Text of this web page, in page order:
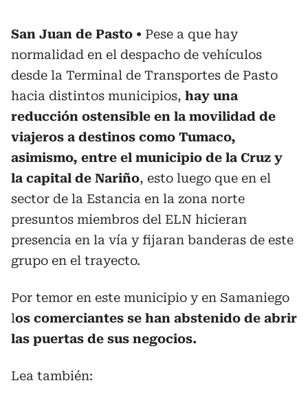
San Juan de Pasto
Pese a que hay
normalidad en el despacho de vehículos
desde la Terminal de Transportes de Pasto
hacia distintos municipios, hay una
reducción ostensible en la movilidad de
viajeros a destinos como Tumaco,
asimismo, entre el municipio de la Cruz y
la capital de Nariño, esto luego que en el
sector de la Estancia en la zona norte
presuntos miembros del ELN hicieran
presencia en la vía y fijaran banderas de este
grupo en el trayecto.
Por temor en este municipio y en Samaniego
los comerciantes se han abstenido de abrir
las puertas de sus negocios.
Lea también: